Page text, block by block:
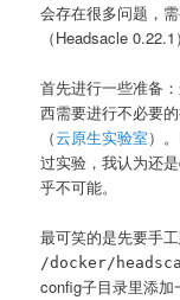
会存在很多问题，
（Headsacle 0.22.1
首先进行一些准备
西需要进行不必要
（云原生实验室）
过实验，我认为还
乎不可能。
最可笑的是先要手
/docker/
config子目录里添加